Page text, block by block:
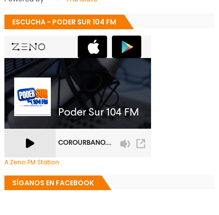
ESCUCHA - PODER SUR 104 FM
A Zeno.FM Station
SÍGANOS EN FACEBOOK